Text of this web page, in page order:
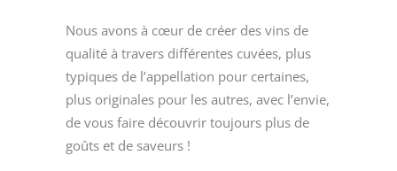
Nous avons à cœur de créer des vins de
qualité à travers différentes cuvées, plus
typiques de l’appellation pour certaines,
plus originales pour les autres, avec l’envie,
de vous faire découvrir toujours plus de
goûts et de saveurs !